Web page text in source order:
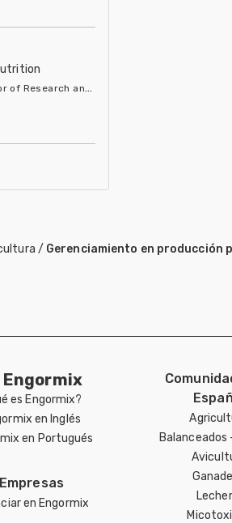
of Research and Development
de América
/ Gerenciamiento en producción
Engormix
es Engormix?
en Inglés
en Portugués
Empresas
en Engormix
Balanceados